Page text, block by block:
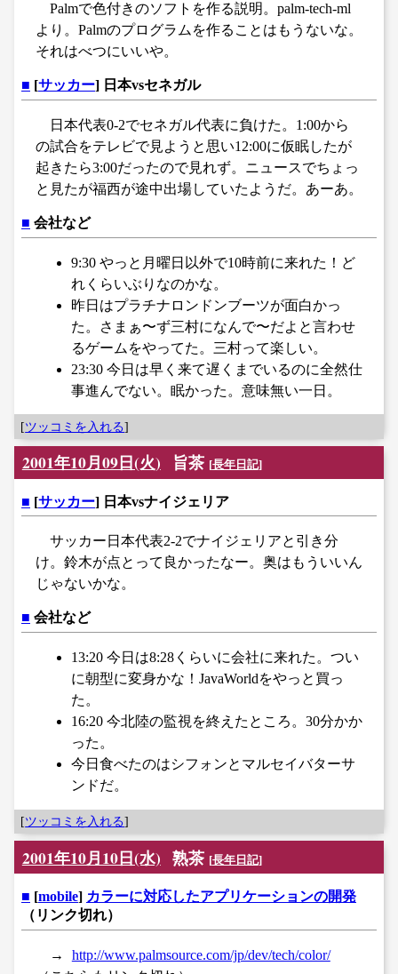
Palmで色付きのソフトを作る説明。palm-tech-ml
より。Palmのプログラムを作ることはもうないな。
それはべつにいいや。
■ [サッカー] 日本vsセネガル
日本代表0-2でセネガル代表に負けた。1:00から
の試合をテレビで見ようと思い12:00に仮眠したが
起きたら3:00だったので見れず。ニュースでちょっ
と見たが福西が途中出場していたようだ。あーあ。
■ 会社など
9:30 やっと月曜日以外で10時前に来れた！ど
れくらいぶりなのかな。
昨日はプラチナロンドンブーツが面白かっ
た。さまぁ〜ず三村になんで〜だよと言わせ
るゲームをやってた。三村って楽しい。
23:30 今日は早く来て遅くまでいるのに全然仕
事進んでない。眠かった。意味無い一日。
[ツッコミを入れる]
2001年10月09日(火) 旨茶 [長年日記]
■ [サッカー] 日本vsナイジェリア
サッカー日本代表2-2でナイジェリアと引き分
け。鈴木が点とって良かったなー。奥はもういいん
じゃないかな。
■ 会社など
13:20 今日は8:28くらいに会社に来れた。つい
に朝型に変身かな！JavaWorldをやっと買っ
た。
16:20 今北陸の監視を終えたところ。30分かか
った。
今日食べたのはシフォンとマルセイバターサ
ンドだ。
[ツッコミを入れる]
2001年10月10日(水) 熟茶 [長年日記]
■ [mobile] カラーに対応したアプリケーションの開発
（リンク切れ）
→
http://www.palmsource.com/jp/dev/tech/color/